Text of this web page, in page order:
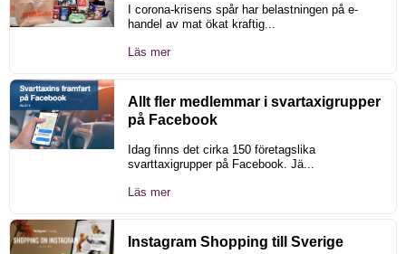
I corona-krisens spår har belastningen på e-
handel av mat ökat kraftig...
Läs mer
Allt fler medlemmar i svartaxigrupper
på Facebook
Idag finns det cirka 150 företagslika
svarttaxigrupper på Facebook. Jä...
Läs mer
Instagram Shopping till Sverige